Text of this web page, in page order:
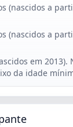
(nascidos a
(nascidos a
em 2013).
da idade